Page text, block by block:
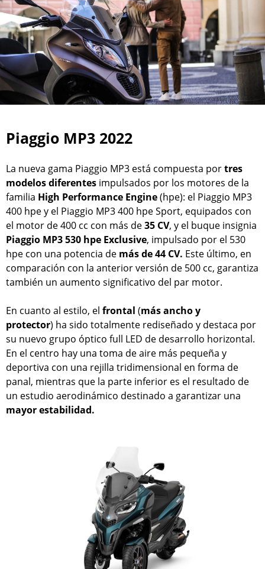
Piaggio MP3 2022
La nueva gama Piaggio MP3 está compuesta portres
modelos diferentes impulsados por los motores de la
familia High Performance Engine(hpe): el Piaggio MP3
400 hpe y el Piaggio MP3 400 hpe Sport, equipados con
el motor de 400 cc con más de35 CV, y el buque insignia
Piaggio MP3 530 hpe Exclusive, impulsado por el 530
hpe con una potencia de más de 44 CV. Este último, en
comparación con la anterior versión de 500 cc, garantiza
también un aumento significativo del par motor.
En cuanto al estilo, el frontal (más ancho y
protector) ha sido totalmente rediseñado y destaca por
su nuevo grupo óptico full LED de desarrollo horizontal.
En el centro hay una toma de aire más pequeña y
deportiva con una rejilla tridimensional en forma de
panal, mientras que la parte inferior es el resultado de
un estudio aerodinámico destinado a garantizar una
mayor estabilidad.